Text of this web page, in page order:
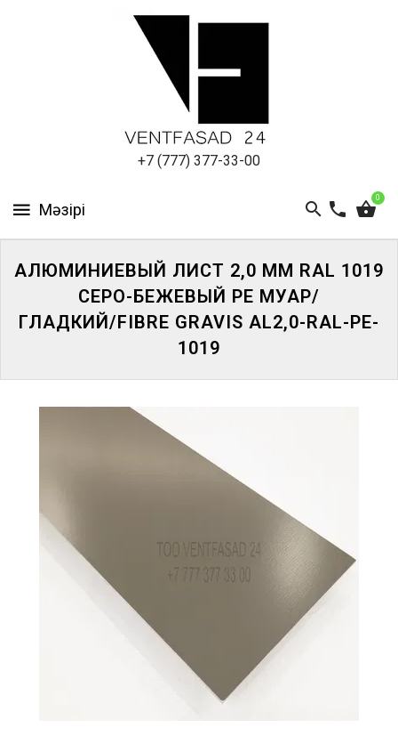
+7 (777) 377-33-00
0
ПАНЕЛИ
АЛЮМИНИЕВЫЙ ЛИСТ 2,0 ММ RAL 1019
СЕРО-БЕЖЕВЫЙ PE МУАР/
ГЛАДКИЙ/FIBRE GRAVIS AL2,0-RAL-PE-
1019